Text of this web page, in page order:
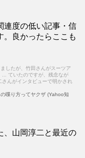
連度の低い記事・信
。良かったらここも
したが、竹田さんがスーツア
... ていたのですが、残念なが
さんがインタビューで明かされ
喋り方ってヤクザ (Yahoo知
、山岡淳二と最近の